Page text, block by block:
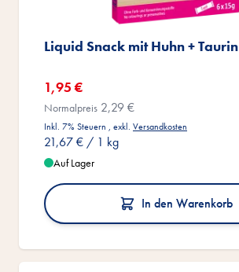
Liquid Snack mit Huhn + Taurin
Sonderangebot
1,95 €
Normalpreis 2,29 €
Inkl. 7% Steuern , exkl. Versandkosten
21,67 € / 1 kg
Auf Lager
In den Warenkorb